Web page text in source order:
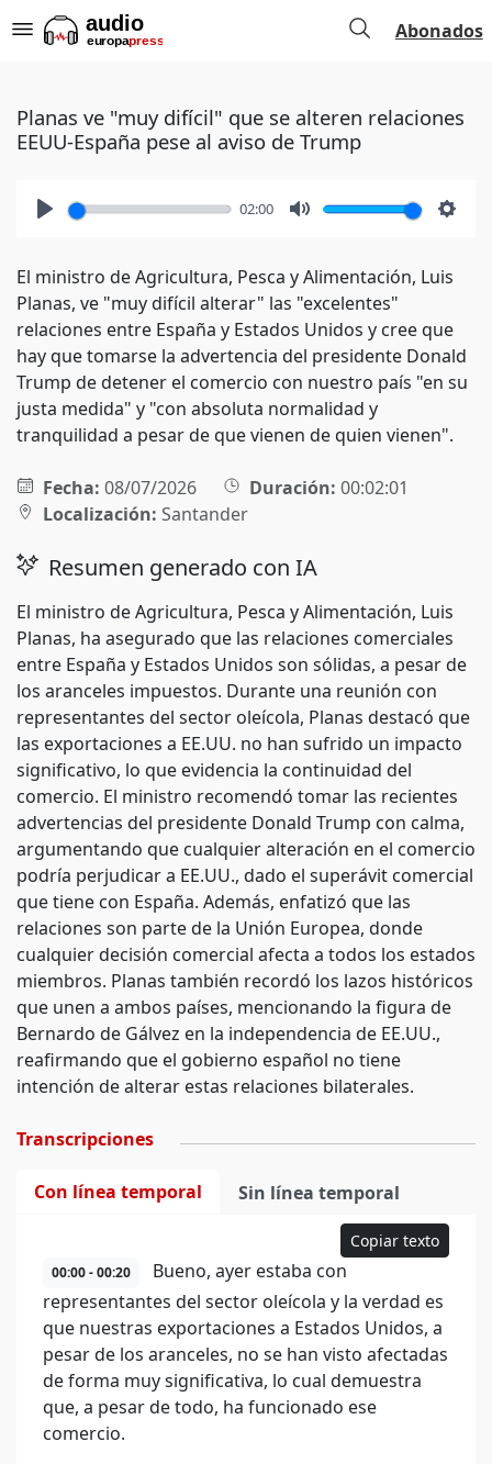
Abonados
Planas ve "muy difícil" que se alteren relaciones
EEUU-España pese al aviso de Trump
02:00
El ministro de Agricultura, Pesca y Alimentación, Luis
Planas, ve "muy difícil alterar" las "excelentes"
relaciones entre España y Estados Unidos y cree que
hay que tomarse la advertencia del presidente Donald
Trump de detener el comercio con nuestro país "en su
justa medida" y "con absoluta normalidad y
tranquilidad a pesar de que vienen de quien vienen".
Fecha: 08/07/2026 Duración: 00:02:01
Localización: Santander
Resumen generado con IA
El ministro de Agricultura, Pesca y Alimentación, Luis
Planas, ha asegurado que las relaciones comerciales
entre España y Estados Unidos son sólidas, a pesar de
los aranceles impuestos. Durante una reunión con
representantes del sector oleícola, Planas destacó que
las exportaciones a EE.UU. no han sufrido un impacto
significativo, lo que evidencia la continuidad del
comercio. El ministro recomendó tomar las recientes
advertencias del presidente Donald Trump con calma,
argumentando que cualquier alteración en el comercio
podría perjudicar a EE.UU., dado el superávit comercial
que tiene con España. Además, enfatizó que las
relaciones son parte de la Unión Europea, donde
cualquier decisión comercial afecta a todos los estados
miembros. Planas también recordó los lazos históricos
que unen a ambos países, mencionando la figura de
Bernardo de Gálvez en la independencia de EE.UU.,
reafirmando que el gobierno español no tiene
intención de alterar estas relaciones bilaterales.
Transcripciones
Con línea temporal Sin línea temporal
Copiar texto
00:00 - 00:20
Bueno, ayer estaba con
representantes del sector oleícola y la verdad es
que nuestras exportaciones a Estados Unidos, a
pesar de los aranceles, no se han visto afectadas
de forma muy significativa, lo cual demuestra
que, a pesar de todo, ha funcionado ese
comercio.